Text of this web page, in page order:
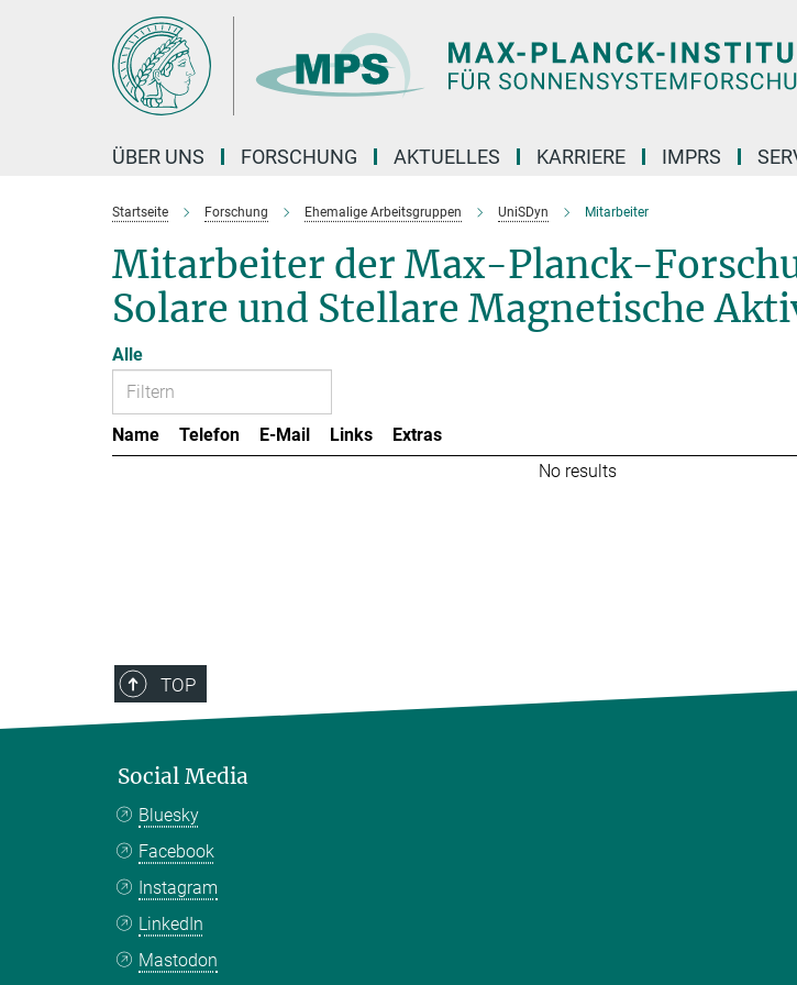
ÜBER UNS FORSCHUNG AKTUELLES KARRIERE IMPRS
Startseite Forschung Ehemalige Arbeitsgruppen UniSDyn Mitarbeiter
Mitarbeiter der Max-Planck-
Solare und Stellare Magnetische
Alle
Name Telefon E-Mail Links
Extras
No results
TOP
Social Media
Bluesky
Facebook
Instagram
LinkedIn
Mastodon